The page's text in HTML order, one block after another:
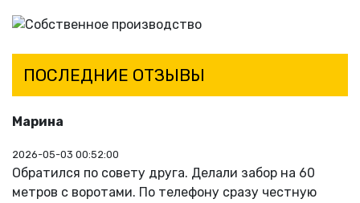
ПОСЛЕДНИЕ ОТЗЫВЫ
Марина
2026-05-03 00:52:00
Обратился по совету друга. Делали забор на 60
метров с воротами. По телефону сразу честную